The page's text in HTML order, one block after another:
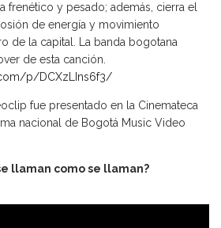
frenético y pesado; además, cierra el
de energía y movimiento
de la capital. La banda bogotana
de esta canción.
p/DCXzLIns6f3/
fue presentado en la Cinemateca
nacional de Bogotá Music Video
llaman como se llaman?